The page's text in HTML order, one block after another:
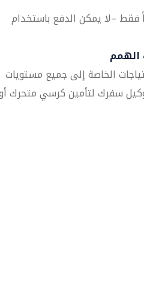
فقط –لا يمكن الدفع باستخدام
الهمم
الخاصة إلى جميع مستويات
سفرك لتأمين كرسي متحرك